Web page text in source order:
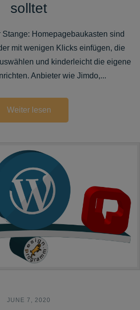
solltet
Stange: Homepagebaukasten sind
mit wenigen Klicks einfügen, die
und kinderleicht die eigene
Anbieter wie Jimdo,...
Weiter lesen
JUNE 7, 2020